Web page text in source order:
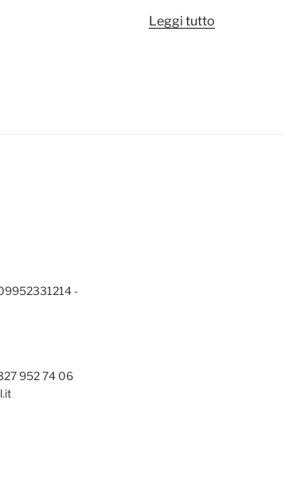
Leggi tutto“Valori
-
952 74 06